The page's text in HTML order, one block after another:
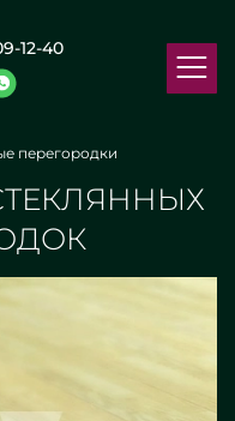
12-40
перегородки